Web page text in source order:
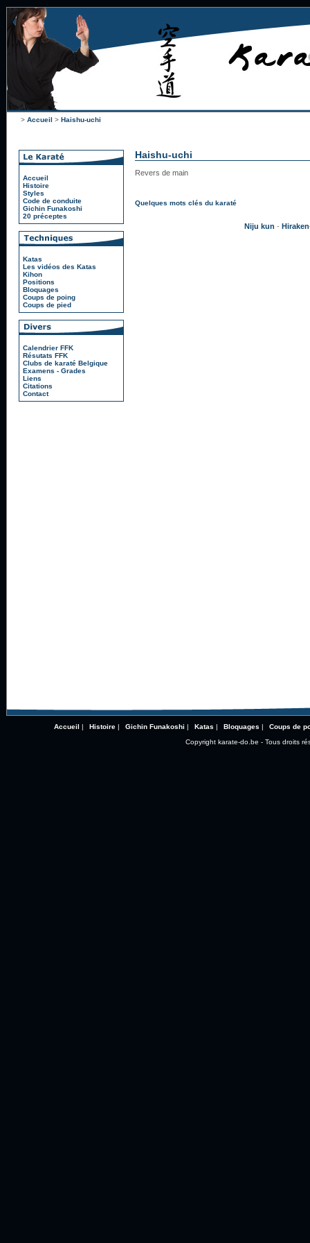
> Accueil > Haishu-uchi
Accueil
Histoire
Styles
Code de conduite
Gichin Funakoshi
20 préceptes
Katas
Les vidéos des Katas
Kihon
Positions
Bloquages
Coups de poing
Coups de pied
Calendrier FFK
Résutats FFK
Clubs de karaté Belgique
Examens - Grades
Liens
Citations
Contact
Haishu-uchi
Revers de main
Quelques mots clés du karaté
Niju kun -
Accueil | Histoire| Gichin Funakoshi | Katas | Bloquages |
Coups de
Copyright karate-do.be - Tous droits